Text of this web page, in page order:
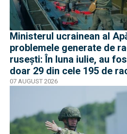
Ministerul ucrainean al
problemele generate de
rusești: În luna iulie, au
doar 29 din cele 195 de
armata rusă
07 AUGUST 2026